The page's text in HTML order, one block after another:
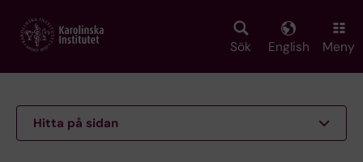
main
Sök English Meny
Hitta på sidan